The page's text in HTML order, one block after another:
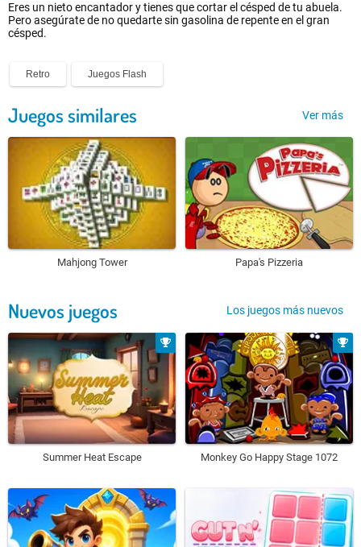
Eres un nieto encantador y tienes que cortar el césped de tu abuela.
Pero asegúrate de no quedarte sin gasolina de repente en el gran
césped.
Retro Juegos Flash
Juegos similares Ver más
Mahjong Tower Papa's Pizzeria
Nuevos juegos Los juegos más nuevos
Summer Heat Escape Monkey Go Happy Stage 1072